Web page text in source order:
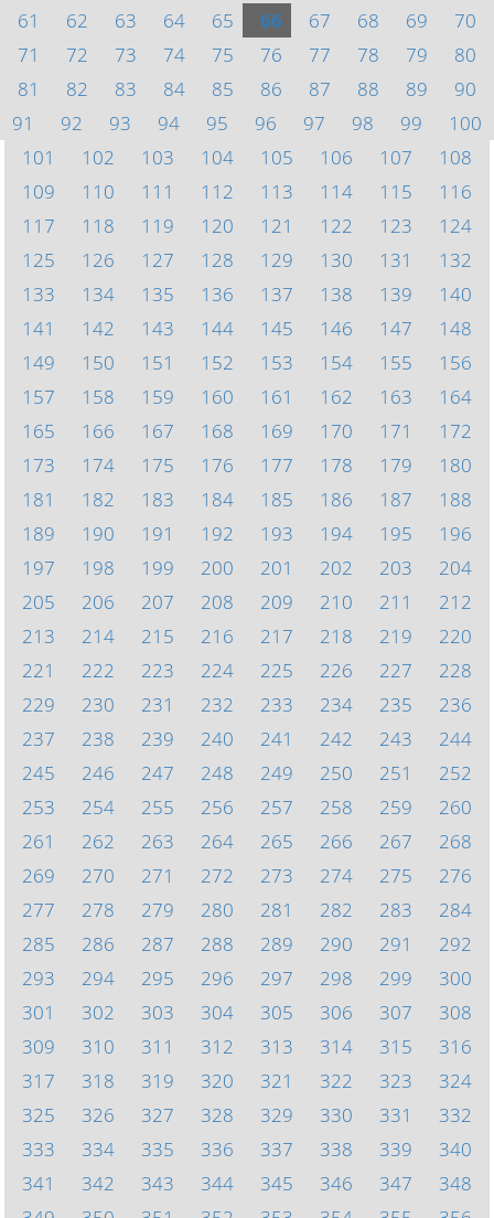
61
62 63 64 65 66 67 68 69
70
71
72 73 74 75 76 77 78 79
80
81
82 83 84 85 86 87 88 89
90
91
92 93 94 95 96 97 98 99
100
101
102 103 104 105 106 107
108
109
110 111 112 113 114 115
116
117
118 119 120 121 122 123
124
125
126 127 128 129 130 131
132
133
134 135 136 137 138 139
140
141
142 143 144 145 146 147
148
149
150 151 152 153 154 155
156
157
158 159 160 161 162 163
164
165
166 167 168 169 170 171
172
173
174 175 176 177 178 179
180
181
182 183 184 185 186 187
188
189
190 191 192 193 194 195
196
197
198 199 200 201 202 203
204
205
206 207 208 209 210 211
212
213
214 215 216 217 218 219
220
221
222 223 224 225 226 227
228
229
230 231 232 233 234 235
236
237
238 239 240 241 242 243
244
245
246 247 248 249 250 251
252
253
254 255 256 257 258 259
260
261
262 263 264 265 266 267
268
269
270 271 272 273 274 275
276
277
278 279 280 281 282 283
284
285
286 287 288 289 290 291
292
293
294 295 296 297 298 299
300
301
302 303 304 305 306 307
308
309
310 311 312 313 314 315
316
317
318 319 320 321 322 323
324
325
326 327 328 329 330 331
332
333
334 335 336 337 338 339
340
341
342 343 344 345 346 347
348